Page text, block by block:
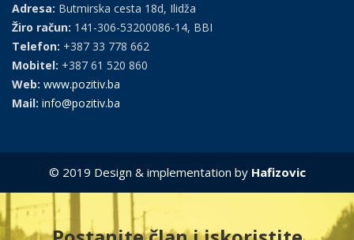
Adresa: Butmirska cesta 18d, Ilidža
Žiro račun: 141-306-53200086-14, BBI
Telefon: +387 33 778 662
Mobitel: +387 61 520 860
Web: www.pozitiv.ba
Mail: info@pozitiv.ba
© 2019 Design & implementation by Hafizovic